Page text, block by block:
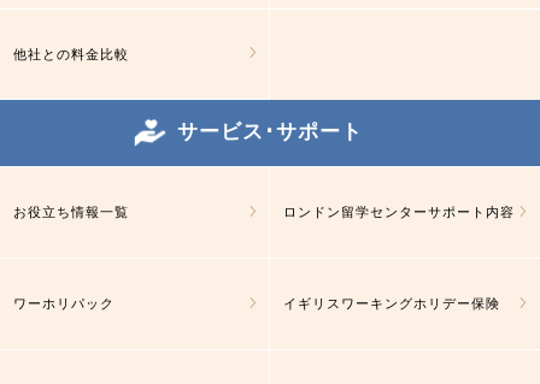
他社との料金比較
サービス･サポート
お役立ち情報一覧 ロンドン留学センターサポート内容
ワーホリパック イギリスワーキングホリデー保険